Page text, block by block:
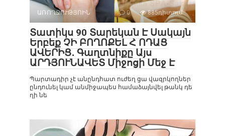
ԱՌՈՂՋՈՒԹՅՈԻՆ 0 885դիտում
Տատիկս 90 Տարեկան Է Սակայն
Երբեք ՉԻ ԲՈՂՈՔԵԼ Հ ՈԴԱՑ
ԱՎԵՐԻՑ․ Գաղտնիքը Այս
ԱՐԴՅՈՒՆԱՎԵՏ Միջոցի Մեջ Է
Պարտադիր չէ անընդհատ ուժեղ ցա վազրկողներ
ընդունել կամ անմիջապես համաձայնվել թանկ դե
ղի նե